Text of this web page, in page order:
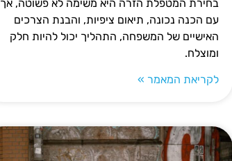
בחירת המטפלת הזרה היא משימה לא פשוטה, אך
עם הכנה נכונה, תיאום ציפיות, והבנת הצרכים
האישיים של המשפחה, התהליך יכול להיות חלק
ומוצלח.
לקריאת המאמר »